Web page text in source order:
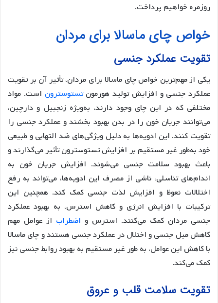
روزمره خواهیم پرداخت.
خواص چای ماسالا برای مردان
تقویت عملکرد جنسی
یکی از مهم‌ترین خواص چای ماسالا برای مردان، تأثیر آن بر تقویت
عملکرد جنسی و افزایش تولید هورمونتستوسترون است. مواد
مختلفی که در این چای وجود دارند، به‌ویژه زنجبیل و دارچین،
می‌توانند جریان خون را در بدن بهبود بخشند و عملکرد جنسی را
تقویت کنند. این ادویه‌ها به دلیل ویژگی‌های ضد التهابی و طبیعی
خود به‌طور غیر مستقیم بر افزایش تستوسترون تأثیر می‌گذارند و
باعث بهبود سلامت جنسی می‌شوند. افزایش جریان خون به
اندام‌های تناسلی، ناشی از مصرف این ادویه‌ها، می‌تواند به رفع
اختلالات نعوظ و افزایش لذت جنسی کمک کند. همچنین این
ترکیبات با افزایش انرژی و کاهش استرس، به بهبود عملکرد
جنسی مردان کمک می‌کنند. استرس و اضطراب از عوامل مهم
کاهش میل جنسی و اختلال در عملکرد جنسی هستند و چای ماسالا
با کاهش این عوامل، به طور غیر مستقیم به بهبود روابط جنسی نیز
کمک می‌کند.
تقویت سلامت قلب و عروق